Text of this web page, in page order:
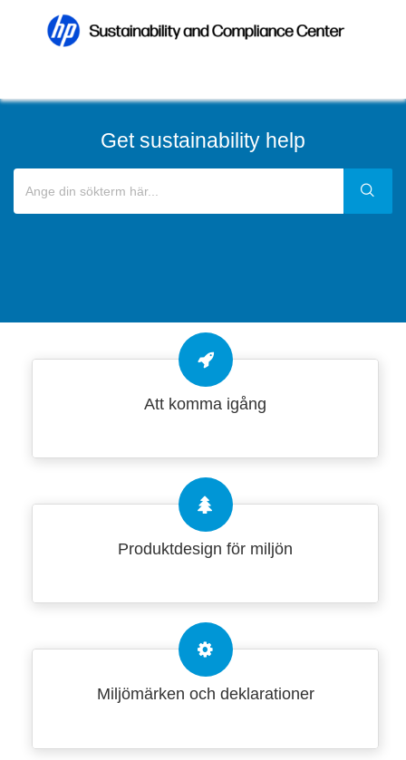
Get sustainability help
Att komma igång
Produktdesign för miljön
Miljömärken och deklarationer